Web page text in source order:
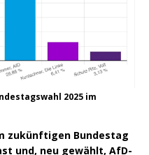
2025 im
zukünftigen Bundestag
und, neu gewählt, AfD-